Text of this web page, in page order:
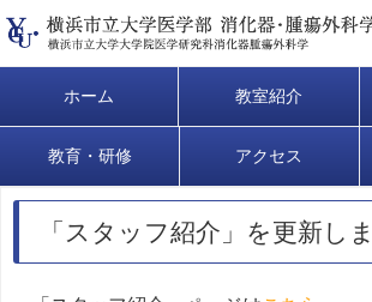
ホーム 教室紹介
教育・研修 アクセス
「スタッフ紹介」を更新し